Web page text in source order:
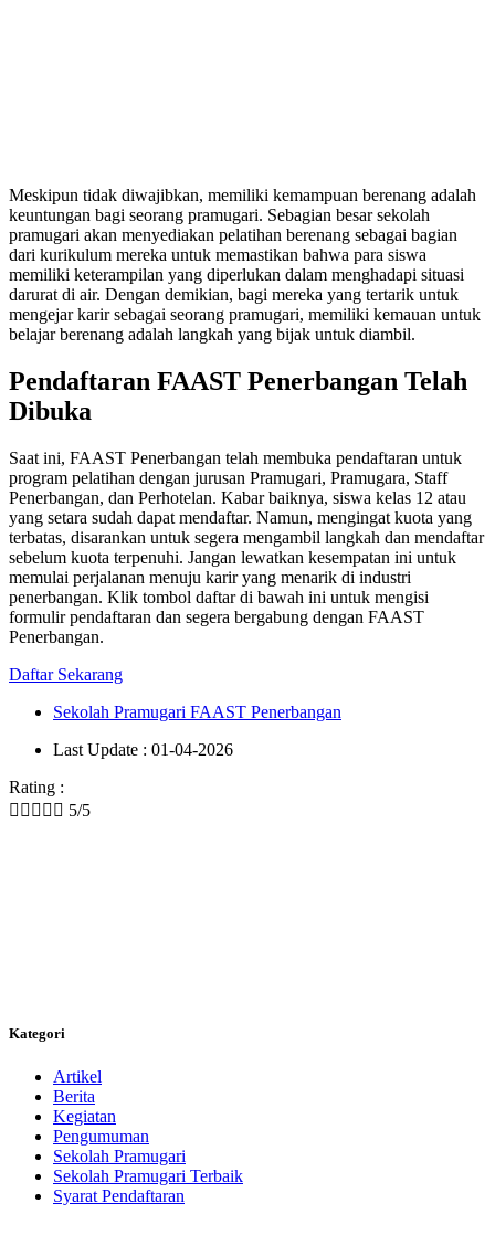
Meskipun tidak diwajibkan, memiliki kemampuan berenang adalah
keuntungan bagi seorang pramugari. Sebagian besar sekolah
pramugari akan menyediakan pelatihan berenang sebagai bagian
dari kurikulum mereka untuk memastikan bahwa para siswa
memiliki keterampilan yang diperlukan dalam menghadapi situasi
darurat di air. Dengan demikian, bagi mereka yang tertarik untuk
mengejar karir sebagai seorang pramugari, memiliki kemauan untuk
belajar berenang adalah langkah yang bijak untuk diambil.
Pendaftaran FAAST Penerbangan Telah
Dibuka
Saat ini, FAAST Penerbangan telah membuka pendaftaran untuk
program pelatihan dengan jurusan Pramugari, Pramugara, Staff
Penerbangan, dan Perhotelan. Kabar baiknya, siswa kelas 12 atau
yang setara sudah dapat mendaftar. Namun, mengingat kuota yang
terbatas, disarankan untuk segera mengambil langkah dan mendaftar
sebelum kuota terpenuhi. Jangan lewatkan kesempatan ini untuk
memulai perjalanan menuju karir yang menarik di industri
penerbangan. Klik tombol daftar di bawah ini untuk mengisi
formulir pendaftaran dan segera bergabung dengan FAAST
Penerbangan.
Daftar Sekarang
Sekolah Pramugari FAAST Penerbangan
Last Update : 01-04-2026
Rating :
     5/5
Kategori
Artikel
Berita
Kegiatan
Pengumuman
Sekolah Pramugari
Sekolah Pramugari Terbaik
Syarat Pendaftaran